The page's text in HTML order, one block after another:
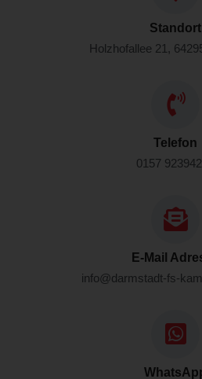
Standort
Holzhofallee 21,
Telefon
0157
E-Mail
info@darmstadt-fs-